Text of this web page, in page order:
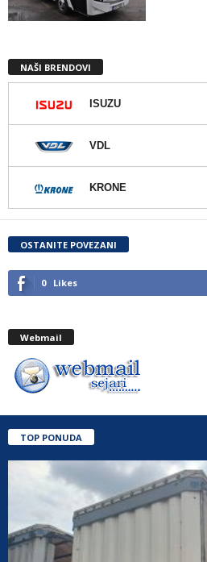
NAŠI BRENDOVI
ISUZU
VDL
KRONE
OSTANITE POVEZANI
0 Likes
Webmail
TOP PONUDA